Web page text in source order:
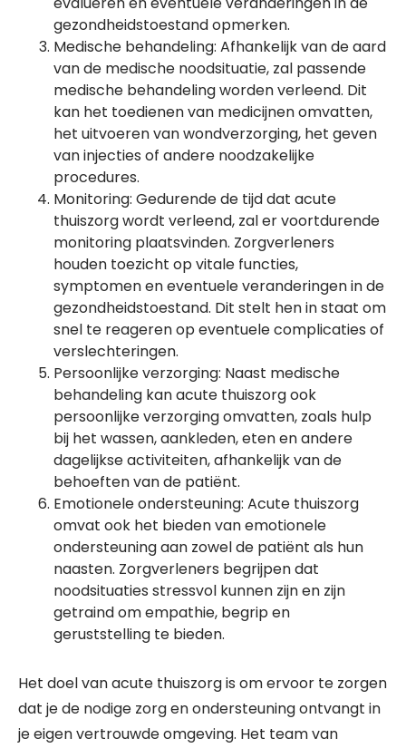
gezondheidstoestand opmerken.
Medische behandeling: Afhankelijk van de aard
van de medische noodsituatie, zal passende
medische behandeling worden verleend. Dit
kan het toedienen van medicijnen omvatten,
het uitvoeren van wondverzorging, het geven
van injecties of andere noodzakelijke
procedures.
Monitoring: Gedurende de tijd dat acute
thuiszorg wordt verleend, zal er voortdurende
monitoring plaatsvinden. Zorgverleners
houden toezicht op vitale functies,
symptomen en eventuele veranderingen in de
gezondheidstoestand. Dit stelt hen in staat om
snel te reageren op eventuele complicaties of
verslechteringen.
Persoonlijke verzorging: Naast medische
behandeling kan acute thuiszorg ook
persoonlijke verzorging omvatten, zoals hulp
bij het wassen, aankleden, eten en andere
dagelijkse activiteiten, afhankelijk van de
behoeften van de patiënt.
Emotionele ondersteuning: Acute thuiszorg
omvat ook het bieden van emotionele
ondersteuning aan zowel de patiënt als hun
naasten. Zorgverleners begrijpen dat
noodsituaties stressvol kunnen zijn en zijn
getraind om empathie, begrip en
geruststelling te bieden.
Het doel van acute thuiszorg is om ervoor te zorgen
dat je de nodige zorg en ondersteuning ontvangt in
je eigen vertrouwde omgeving. Het team van